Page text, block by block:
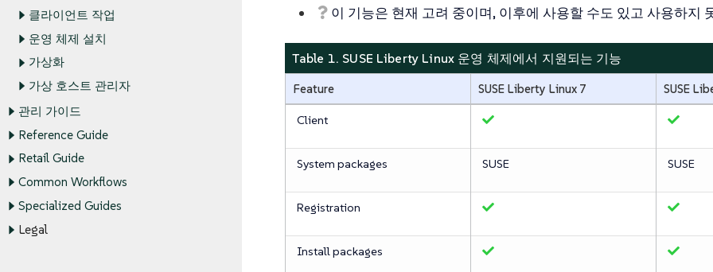
클라이언트 작업
운영 체제 설치
가상화
가상 호스트 관리자
관리 가이드
Reference Guide
Retail Guide
Common Workflows
Specialized Guides
Legal
이 기능은 현재 고려 중이며, 이후에 사용할 수도 있고 사용하지
Table 1. SUSE Liberty Linux 운영 체제에서 지원되는 기능
Feature SUSE Liberty Linux 7 SUSE
Client
System packages SUSE SUSE
Registration
Install packages